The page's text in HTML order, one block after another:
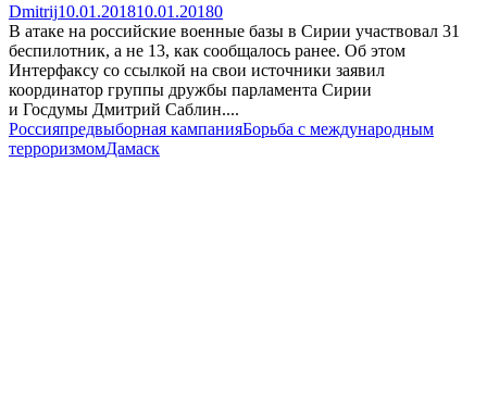
Dmitrij10.01.201810.01.20180
В атаке на российские военные базы в Сирии участвовал 31
беспилотник, а не 13, как сообщалось ранее. Об этом
Интерфаксу со ссылкой на свои источники заявил
координатор группы дружбы парламента Сирии
и Госдумы Дмитрий Саблин....
Россияпредвыборная кампанияБорьба с международным
терроризмомДамаск